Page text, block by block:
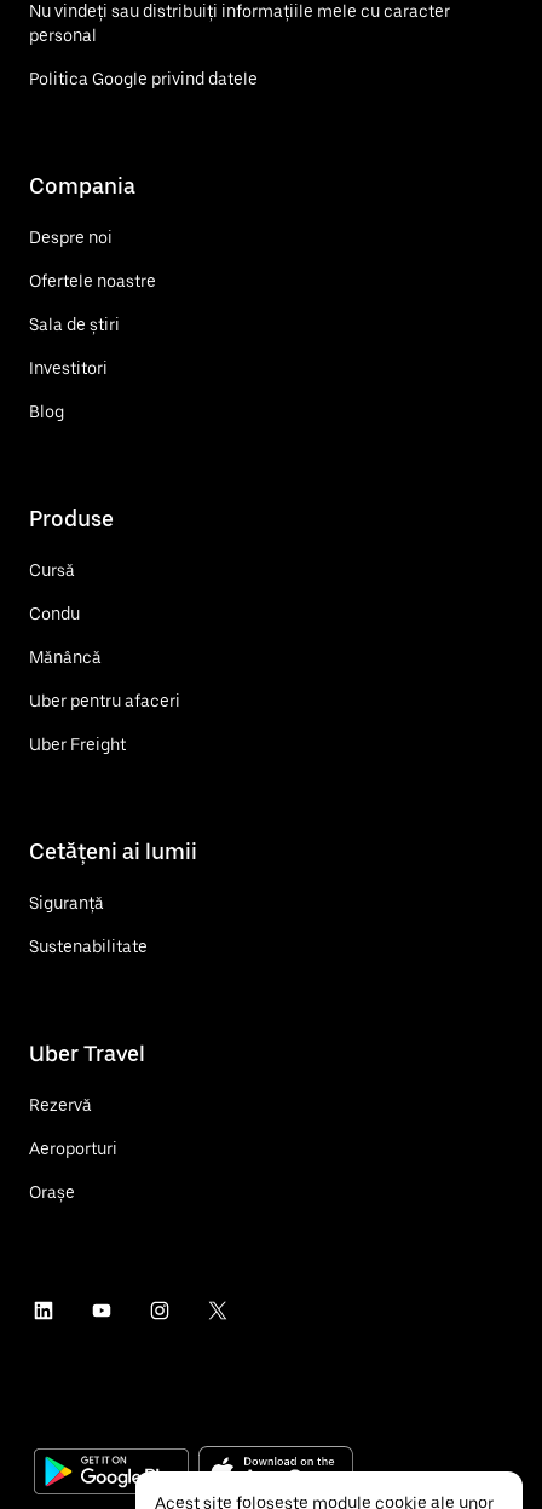
Nu vindeți sau distribuiți informațiile mele cu caracter
personal
Politica Google privind datele
Compania
Despre noi
Ofertele noastre
Sala de știri
Investitori
Blog
Produse
Cursă
Condu
Mănâncă
Uber pentru afaceri
Uber Freight
Cetățeni ai lumii
Siguranță
Sustenabilitate
Uber Travel
Rezervă
Aeroporturi
Orașe
Acest site folosește module cookie ale unor